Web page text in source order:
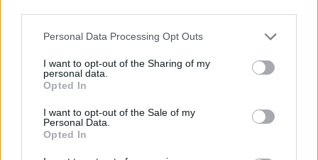
Please note that this website/app uses one or more Google
not limited to your visit or usage behaviour. You may click to
grant or deny consent to Google and its third-party tags to
use your data for below specified purposes in below Google
consent section.
Personal Data Processing Opt Outs
I want to opt-out of the Sharing of my
personal data.
Opted In
I want to opt-out of the Sale of my
Personal Data.
Opted In
Paks II.: Mit jelent az 5. blokk új mérföldköve a
felülvizsgálat árnyékában?